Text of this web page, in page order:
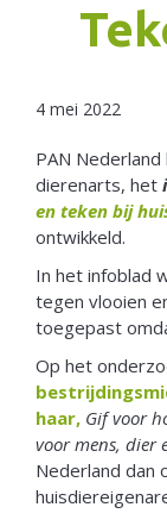
4 mei 2022
PAN
dierenarts, het
en teken bij
ontwikkeld.
In het infoblad
tegen vlooien
toegepast
Op het
haar, Gif voor
voor mens, dier
Nederland dan